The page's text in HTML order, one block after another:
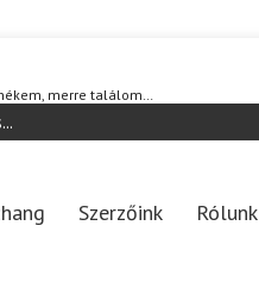
merre találom…
Szerzőink Rólunk